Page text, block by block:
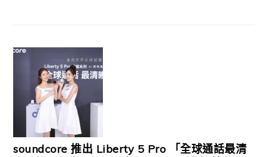
soundcore 推出 Liberty 5 Pro 「全球通話最清